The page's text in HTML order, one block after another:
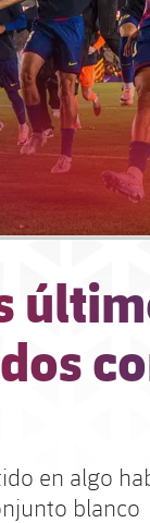
en algo
blanco